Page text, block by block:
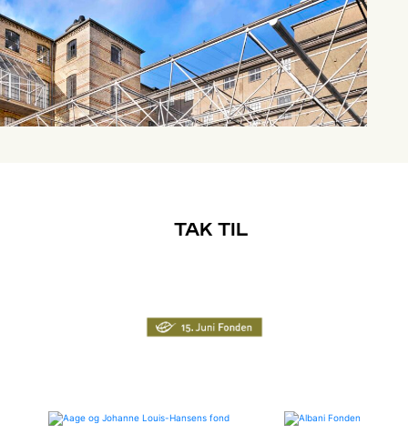
TAK TIL